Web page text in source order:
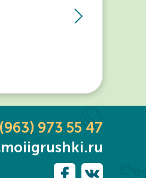
973 55 47